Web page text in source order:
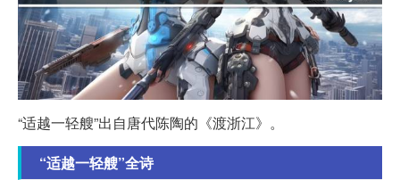
“适越一轻艘”出自唐代陈陶的《渡浙江》。
“适越一轻艘”全诗